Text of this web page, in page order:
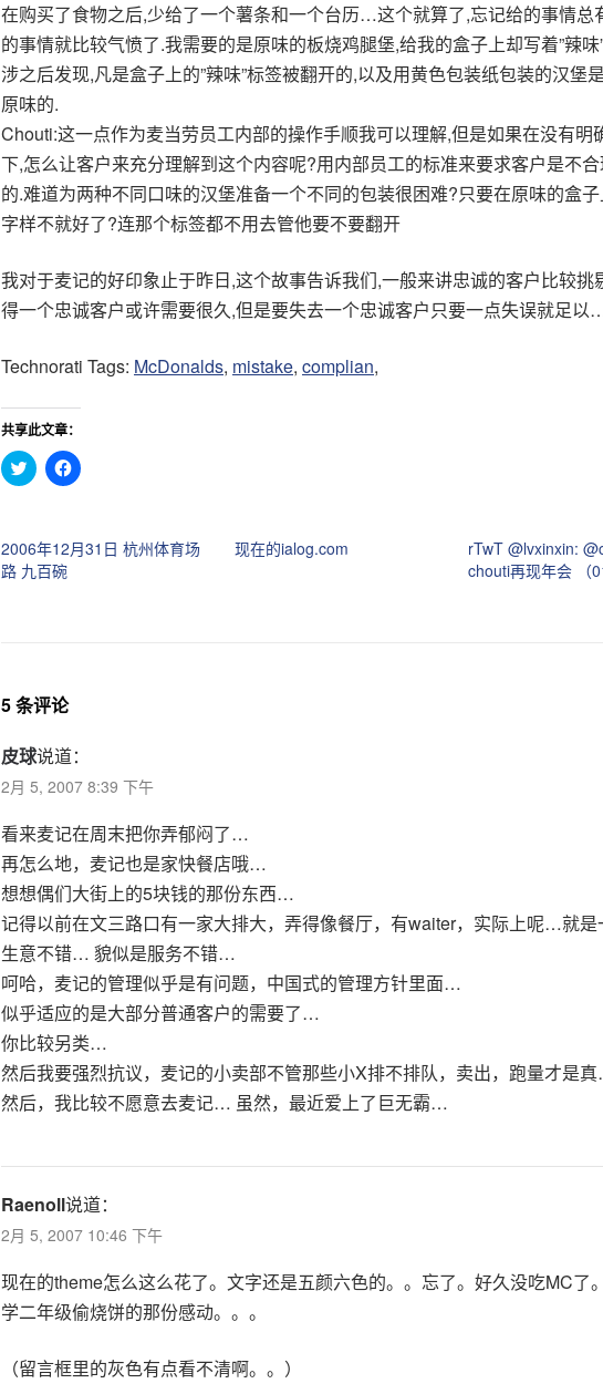
在购买了食物之后,少给了一个薯条和一个台历…这个就算了,忘记给的事情总
的事情就比较气愤了.我需要的是原味的板烧鸡腿堡,给我的盒子上却写着”辣味
涉之后发现,凡是盒子上的”辣味”标签被翻开的,以及用黄色包装纸包装的汉堡
原味的.
Chouti:这一点作为麦当劳员工内部的操作手顺我可以理解,但是如果在没有明
下,怎么让客户来充分理解到这个内容呢?用内部员工的标准来要求客户是不
的.难道为两种不同口味的汉堡准备一个不同的包装很困难?只要在原味的盒
字样不就好了?连那个标签都不用去管他要不要翻开
我对于麦记的好印象止于昨日,这个故事告诉我们,一般来讲忠诚的客户比较
得一个忠诚客户或许需要很久,但是要失去一个忠诚客户只要一点失误就足以
Technorati Tags: McDonalds, mistake, complian,
共享此文章：
点
击
w
i
t
口
中
）
点
击
a
开
）
2006年12月31日 杭州体育场
路 九百碗
现在的ialog.com
rTwT @lvxinxin:
chouti再现年会 （
5 条评论
皮球说道：
2月 5, 2007 8:39 下午
看来麦记在周末把你弄郁闷了…
再怎么地，麦记也是家快餐店哦…
想想偶们大街上的5块钱的那份东西…
记得以前在文三路口有一家大排大，弄得像餐厅，有waiter，实际上呢…就
生意不错… 貌似是服务不错…
呵哈，麦记的管理似乎是有问题，中国式的管理方针里面…
似乎适应的是大部分普通客户的需要了…
你比较另类…
然后我要强烈抗议，麦记的小卖部不管那些小X排不排队，卖出，跑量才是
然后，我比较不愿意去麦记… 虽然，最近爱上了巨无霸…
Raenoll说道：
2月 5, 2007 10:46 下午
现在的theme怎么这么花了。文字还是五颜六色的。。忘了。好久没吃MC了
学二年级偷烧饼的那份感动。。。
（留言框里的灰色有点看不清啊。。）